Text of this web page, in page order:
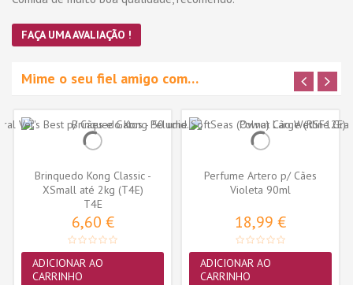
FAÇA UMA AVALIAÇÃO !
Mime o seu fiel amigo com…
Brinquedo Kong Classic -
XSmall até 2kg (T4E)
T4E
6,60 €
ADICIONAR AO
CARRINHO
Perfume Artero p/ Cães
Violeta 90ml
18,99 €
ADICIONAR AO
CARRINHO